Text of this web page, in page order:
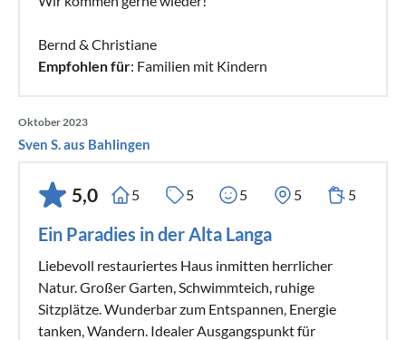
Bernd & Christiane
Empfohlen für: Familien mit Kindern
Oktober 2023
Sven S. aus Bahlingen
5,0 5 5 5 5 5
Ein Paradies in der Alta Langa
Liebevoll restauriertes Haus inmitten herrlicher
Natur. Großer Garten, Schwimmteich, ruhige
Sitzplätze. Wunderbar zum Entspannen, Energie
tanken, Wandern. Idealer Ausgangspunkt für